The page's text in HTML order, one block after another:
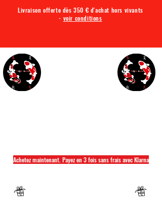
Livraison offerte dès 350 € d'achat hors vivants
- voir conditions
Achetez maintenant. Payez en 3 fois sans frais avec Klarna